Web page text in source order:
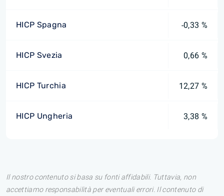
HICP Spagna -0,33 %
HICP Svezia 0,66 %
HICP Turchia 12,27 %
HICP Ungheria 3,38 %
Il nostro contenuto si basa su fonti affidabili. Tuttavia, non
accettiamo responsabilità per eventuali errori. Il contenuto di